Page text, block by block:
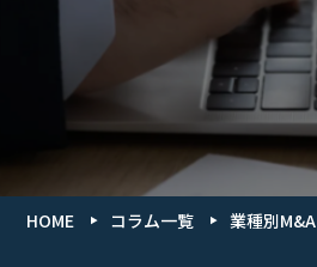
HOME コラム一覧 業種別M&A